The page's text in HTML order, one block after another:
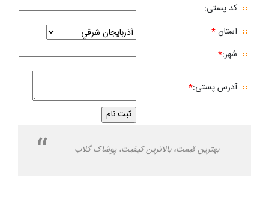
کد پستی:
استان:*
شهر:*
آدرس پستی:*
بهترین قیمت، بالاترین کیفیت، پوشاک گلاب